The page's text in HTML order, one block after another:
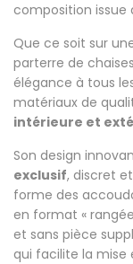
composition issue
Que ce soit sur
parterre de
élégance à tous
matériaux de
intérieure et
Son design
exclusif, discret
forme des
en format «
et sans pièce
qui facilite la mise